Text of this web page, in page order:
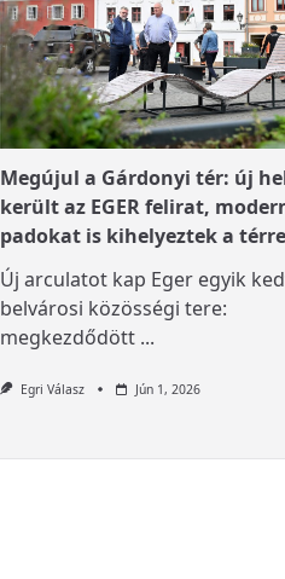
Megújul a Gárdonyi tér: új
került az EGER felirat,
padokat is kihelyeztek a térre
Új arculatot kap Eger egyik
belvárosi közösségi tere:
megkezdődött ...
Egri Válasz Jún 1, 2026